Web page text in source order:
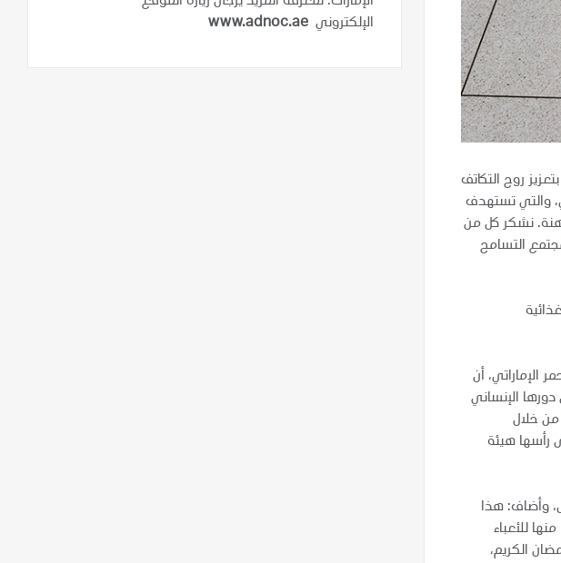
روح التكاتف
والتي تستهدف
نشكر كل من
التسامح
الإماراتي، أن
الإنساني
من خلال
رأسها هيئة
وأضاف: هذا
الناجمة عن فيروس كورونا المستجد، " كوفيد – 19 " تقديرا منها للأعباء
الكريم،
الإلكتروني www.adnoc.ae